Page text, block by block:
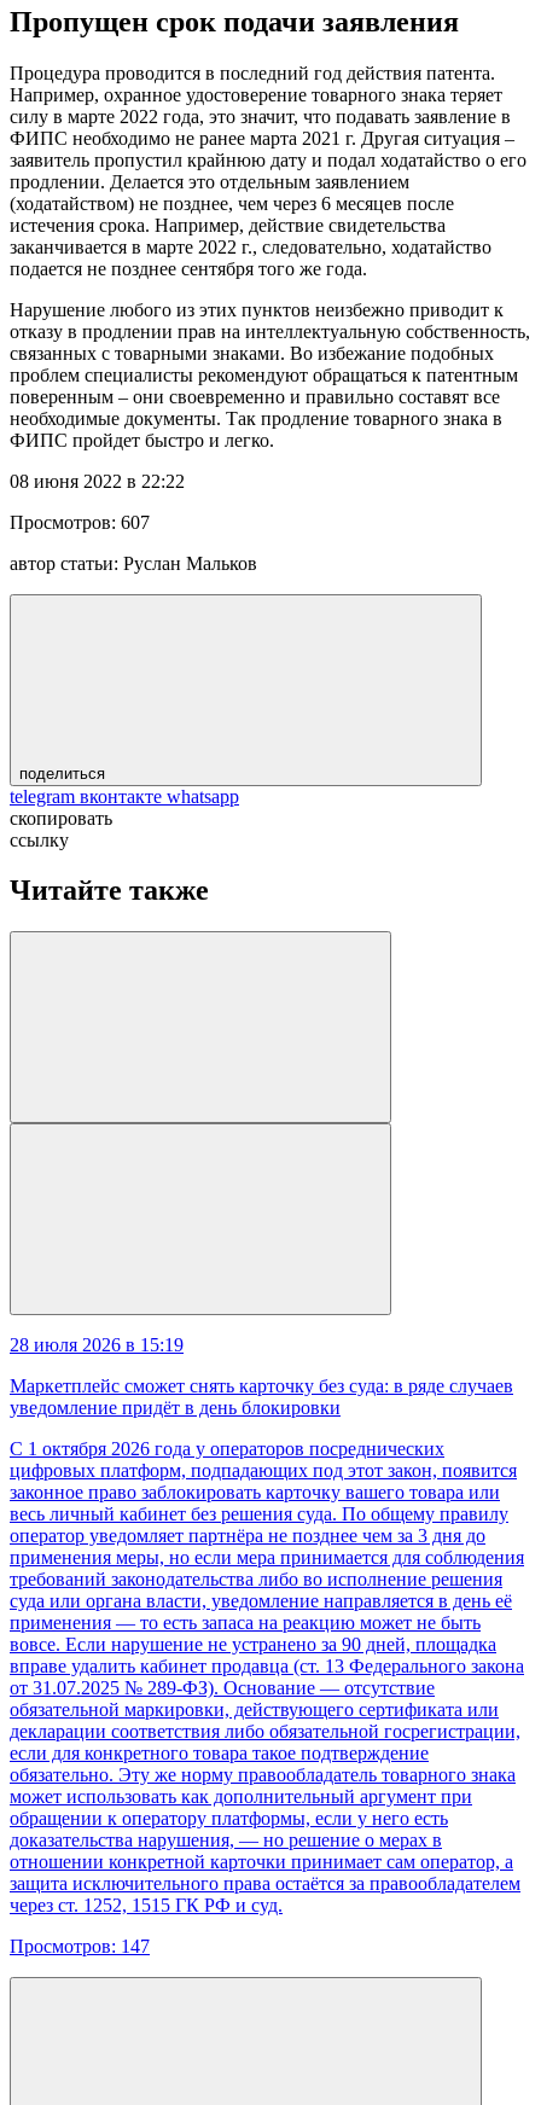
Пропущен срок подачи заявления
Процедура проводится в последний год действия патента.
Например, охранное удостоверение товарного знака теряет
силу в марте 2022 года, это значит, что подавать заявление в
ФИПС необходимо не ранее марта 2021 г. Другая ситуация –
заявитель пропустил крайнюю дату и подал ходатайство о его
продлении. Делается это отдельным заявлением
(ходатайством) не позднее, чем через 6 месяцев после
истечения срока. Например, действие свидетельства
заканчивается в марте 2022 г., следовательно, ходатайство
подается не позднее сентября того же года.
Нарушение любого из этих пунктов неизбежно приводит к
отказу в продлении прав на интеллектуальную собственность,
связанных с товарными знаками. Во избежание подобных
проблем специалисты рекомендуют обращаться к патентным
поверенным – они своевременно и правильно составят все
необходимые документы. Так продление товарного знака в
ФИПС пройдет быстро и легко.
08 июня 2022 в 22:22
Просмотров: 607
автор статьи: Руслан Мальков
поделиться
telegram вконтакте whatsapp
скопировать
ссылку
Читайте также
28 июля 2026 в 15:19
Маркетплейс сможет снять карточку без суда: в ряде случаев
уведомление придёт в день блокировки
С 1 октября 2026 года у операторов посреднических
цифровых платформ, подпадающих под этот закон, появится
законное право заблокировать карточку вашего товара или
весь личный кабинет без решения суда. По общему правилу
оператор уведомляет партнёра не позднее чем за 3 дня до
применения меры, но если мера принимается для соблюдения
требований законодательства либо во исполнение решения
суда или органа власти, уведомление направляется в день её
применения — то есть запаса на реакцию может не быть
вовсе. Если нарушение не устранено за 90 дней, площадка
вправе удалить кабинет продавца (ст. 13 Федерального закона
от 31.07.2025 № 289-ФЗ). Основание — отсутствие
обязательной маркировки, действующего сертификата или
декларации соответствия либо обязательной госрегистрации,
если для конкретного товара такое подтверждение
обязательно. Эту же норму правообладатель товарного знака
может использовать как дополнительный аргумент при
обращении к оператору платформы, если у него есть
доказательства нарушения, — но решение о мерах в
отношении конкретной карточки принимает сам оператор, а
защита исключительного права остаётся за правообладателем
через ст. 1252, 1515 ГК РФ и суд.
Просмотров: 147